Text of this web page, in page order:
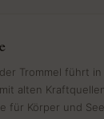
Trommel führt
alten
für Körper und